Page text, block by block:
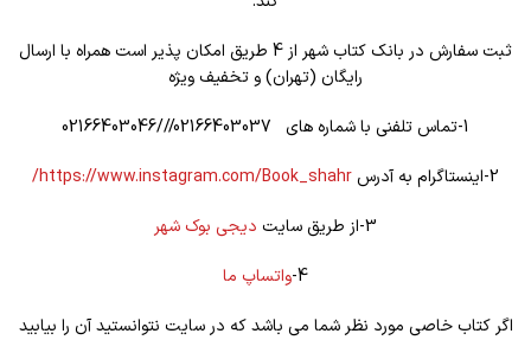
ثبت سفارش در بانک کتاب شهر از 4 طریق امکان پذیر است همراه با ارسال
رایگان (تهران) و تخفیف ویژه
1-تماس تلفنی با شماره های 02166403037///02166403046
2-اینستاگرام به آدرس
https://www.instagram.com/Book_shahr/
3-از طریق سایت
دیجی بوک شهر
4- واتساپ ما
اگر کتاب خاصی مورد نظر شما می باشد که در سایت نتوانستید آن را بیابید